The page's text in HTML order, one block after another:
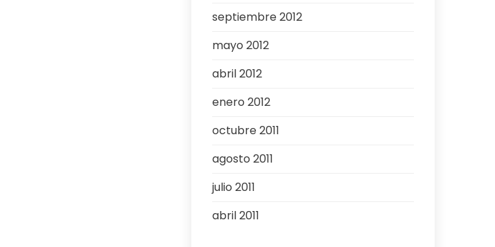
septiembre 2012
mayo 2012
abril 2012
enero 2012
octubre 2011
agosto 2011
julio 2011
abril 2011